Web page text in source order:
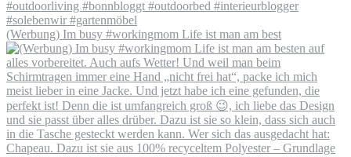
(Werbung) Im busy #workingmom Life ist man am best